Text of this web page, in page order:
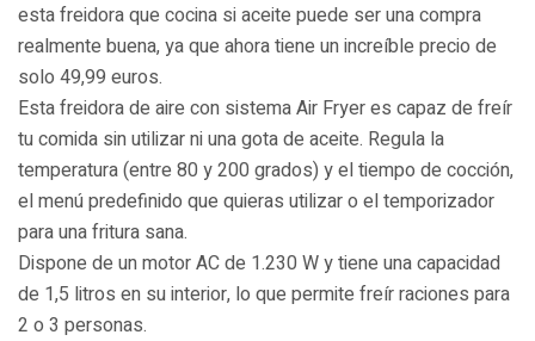
esta freidora que cocina si aceite puede ser una compra
realmente buena, ya que ahora tiene un increíble precio de
solo 49,99 euros.
Esta freidora de aire con sistema Air Fryer es capaz de freír
tu comida sin utilizar ni una gota de aceite. Regula la
temperatura (entre 80 y 200 grados) y el tiempo de cocción,
el menú predefinido que quieras utilizar o el temporizador
para una fritura sana.
Dispone de un motor AC de 1.230 W y tiene una capacidad
de 1,5 litros en su interior, lo que permite freír raciones para
2 o 3 personas.